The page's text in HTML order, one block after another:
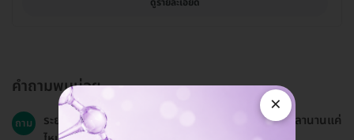
คำถามพบบ่อย
ถาม
ระยะเวลาที่ใช้ในการจัดฟันแบบ Invisalign Lite ใช้เวลานานแค่
×